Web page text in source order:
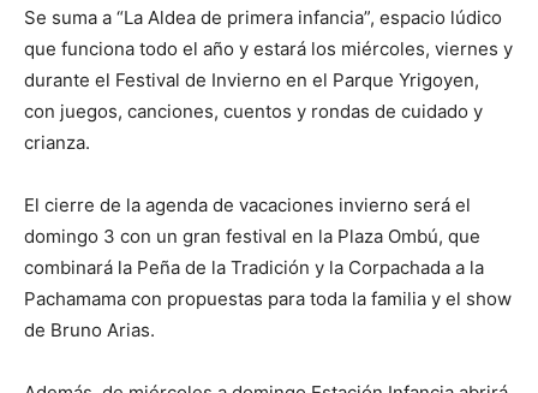
Se suma a “La Aldea de primera infancia”, espacio lúdico
que funciona todo el año y estará los miércoles, viernes y
durante el Festival de Invierno en el Parque Yrigoyen,
con juegos, canciones, cuentos y rondas de cuidado y
crianza.
El cierre de la agenda de vacaciones invierno será el
domingo 3 con un gran festival en la Plaza Ombú, que
combinará la Peña de la Tradición y la Corpachada a la
Pachamama con propuestas para toda la familia y el show
de Bruno Arias.